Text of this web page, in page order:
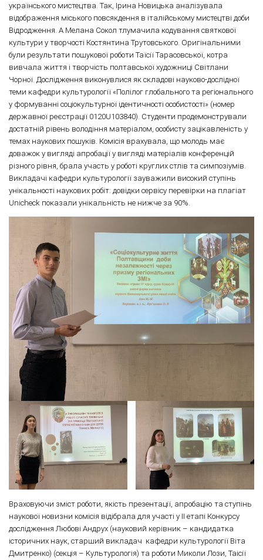
українського мистецтва. Так, Ірина Новицька аналізувала
відображення міського повсякдення в італійському мистецтві доби
Відродження. А Мелана Сокол тлумачила кодування святкової
культури у творчості Костянтина Трутовського. Оригінальними
були результати пошукової роботи Таїсії Тарасовської, котра
вивчала життя і творчість полтавської художниці Світлани
Чорної. Дослідження виконувлися як складові науково-дослідної
теми кафедри культурології «Полілог глобального та регіонального
у формуванні соціокультурної ідентичності особистості» (номер
державної реєстрації 0120U103840). Студенти продемонстрували
достатній рівень володіння матеріалом, особисту зацікавленість у
темах наукових пошуків. Комісія врахувала, що молодь має
доважок у вигляді апробації у вигляді матеріалів конференцій
різного рівня, брала участь у роботі круглих стлів та симпозіумів.
Викладачі кафедри культурології зауважили високий ступінь
унікальності наукових робіт: довідки сервісу перевірки на плагіат
Unicheck показали унікальність не нижче за 90%.
Враховуючи зміст роботи, якість презентації, апробацію та ступінь
наукової новизни комісія відібрала для участі у ІІ етапі Конкурсу
дослідження Любові Андрух (науковий керівник – кандидатка
історичних наук, старший викладач кафедри культурології Віта
Дмитренко) (секція – Культурологія) та роботи Миколи Лози, Таісії